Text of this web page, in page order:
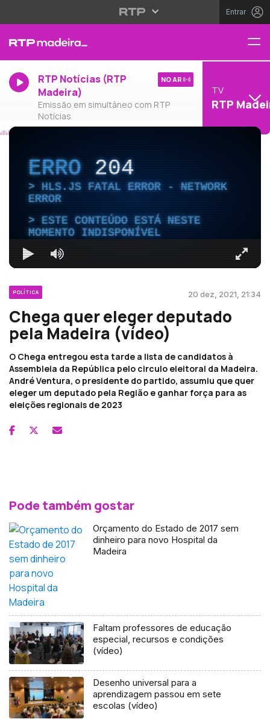
Entrar
RTP Notícias (RTP
Madeira)
Emissão em simultâneo com RTP
Notícias
NO AR
TV
RTP
ERRO204
HLS.JS FATAL ERROR - NETWORK
ERROR
ESTE CONTEÚDO ESTÁ NESTE
MOMENTO INDISPONÍVEL
POLÍTICA 20 dez, 2021, 21:34
Chega quer eleger deputado
pela Madeira (vídeo)
O Chega entregou esta tarde a lista de candidatos à
Assembleia da República pelo circulo eleitoral da Madeira.
André Ventura, o presidente do partido, assumiu que quer
eleger um deputado pela Região e ganhar força para as
eleições regionais de 2023
Pode também gostar
Orçamento do Estado de 2017 sem
dinheiro para novo Hospital da
Madeira
Faltam professores de educação
especial, recursos e condições
(vídeo)
Desenho universal para a
aprendizagem passou em sete
escolas (vídeo)